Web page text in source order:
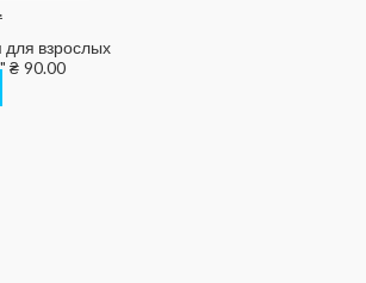
взрослых
₴ 90.00